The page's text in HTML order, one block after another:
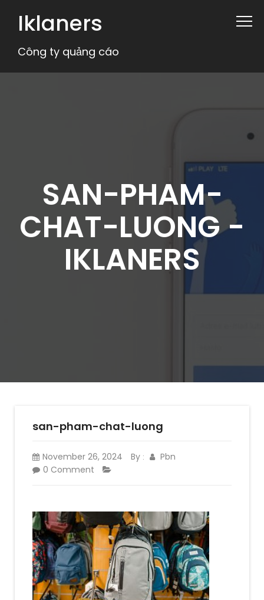
Iklaners
Công ty quảng cáo
SAN-PHAM-
CHAT-LUONG -
IKLANERS
san-pham-chat-luong
November 26, 2024 By :
Pbn
0 Comment